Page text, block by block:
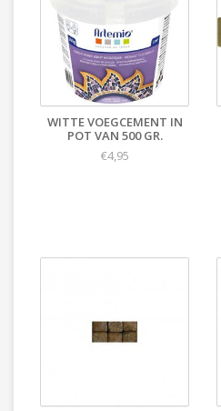
WITTE VOEGCEMENT IN
POT VAN 500 GR.
€4,95